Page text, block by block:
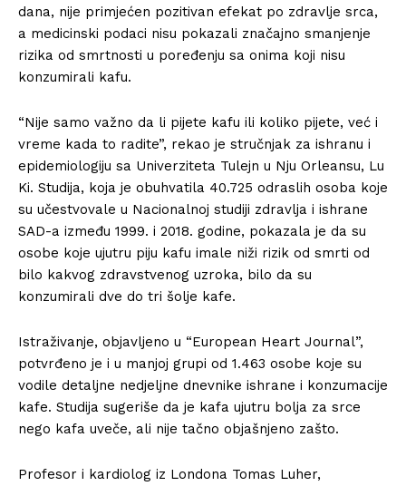
dana, nije primjećen pozitivan efekat po zdravlje srca,
a medicinski podaci nisu pokazali značajno smanjenje
rizika od smrtnosti u poređenju sa onima koji nisu
konzumirali kafu.
“Nije samo važno da li pijete kafu ili koliko pijete, već i
vreme kada to radite”, rekao je stručnjak za ishranu i
epidemiologiju sa Univerziteta Tulejn u Nju Orleansu, Lu
Ki. Studija, koja je obuhvatila 40.725 odraslih osoba koje
su učestvovale u Nacionalnoj studiji zdravlja i ishrane
SAD-a između 1999. i 2018. godine, pokazala je da su
osobe koje ujutru piju kafu imale niži rizik od smrti od
bilo kakvog zdravstvenog uzroka, bilo da su
konzumirali dve do tri šolje kafe.
Istraživanje, objavljeno u “European Heart Journal”,
potvrđeno je i u manjoj grupi od 1.463 osobe koje su
vodile detaljne nedjeljne dnevnike ishrane i konzumacije
kafe. Studija sugeriše da je kafa ujutru bolja za srce
nego kafa uveče, ali nije tačno objašnjeno zašto.
Profesor i kardiolog iz Londona Tomas Luher,